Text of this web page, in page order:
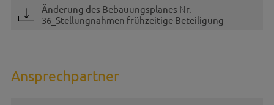
Änderung des Bebauungsplanes Nr.
36_Stellungnahmen frühzeitige Beteiligung
Ansprechpartner